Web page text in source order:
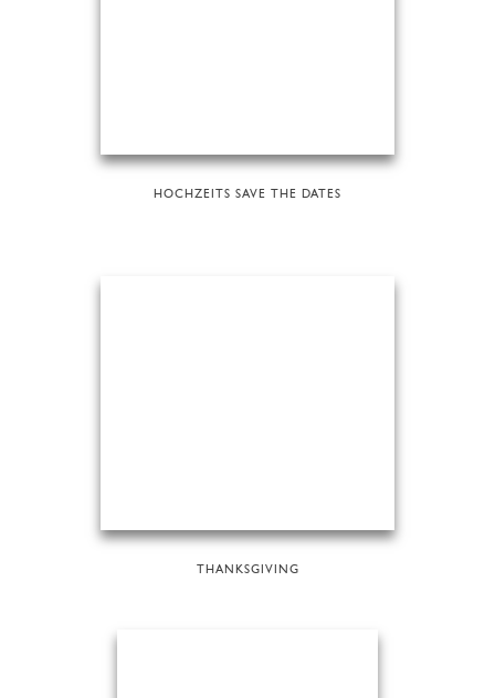
HOCHZEITS SAVE THE DATES
THANKSGIVING